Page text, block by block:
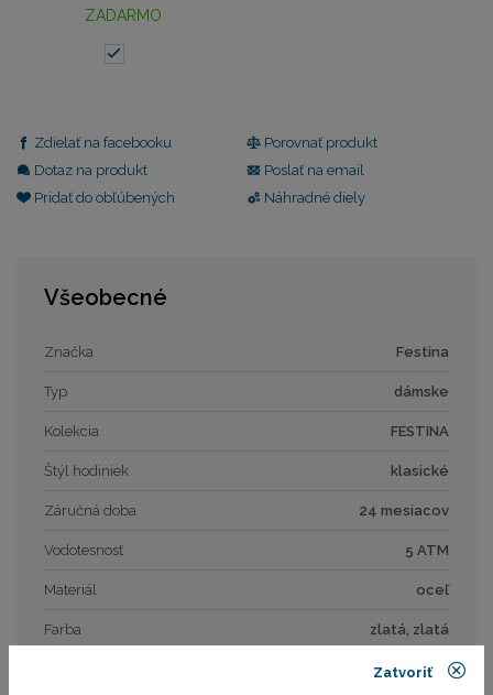
ZADARMO
Zdielať na facebooku
Porovnať produkt
Dotaz na produkt
Poslať na email
Pridať do obľúbených
Náhradné diely
Všeobecné
Značka Festina
Typ dámske
Kolekcia FESTINA
Štýl hodiniek klasické
Záručná doba 24 mesiacov
Vodotesnosť 5 ATM
Materiál oceľ
Farba zlatá, zlatá
Zatvoriť